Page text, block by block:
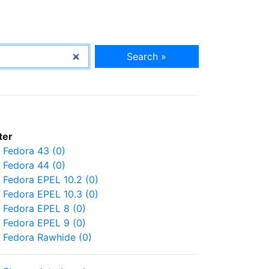
Search »
Fedora 43 (0)
Fedora 44 (0)
Fedora EPEL 10.2 (0)
Fedora EPEL 10.3 (0)
Fedora EPEL 8 (0)
Fedora EPEL 9 (0)
Fedora Rawhide (0)